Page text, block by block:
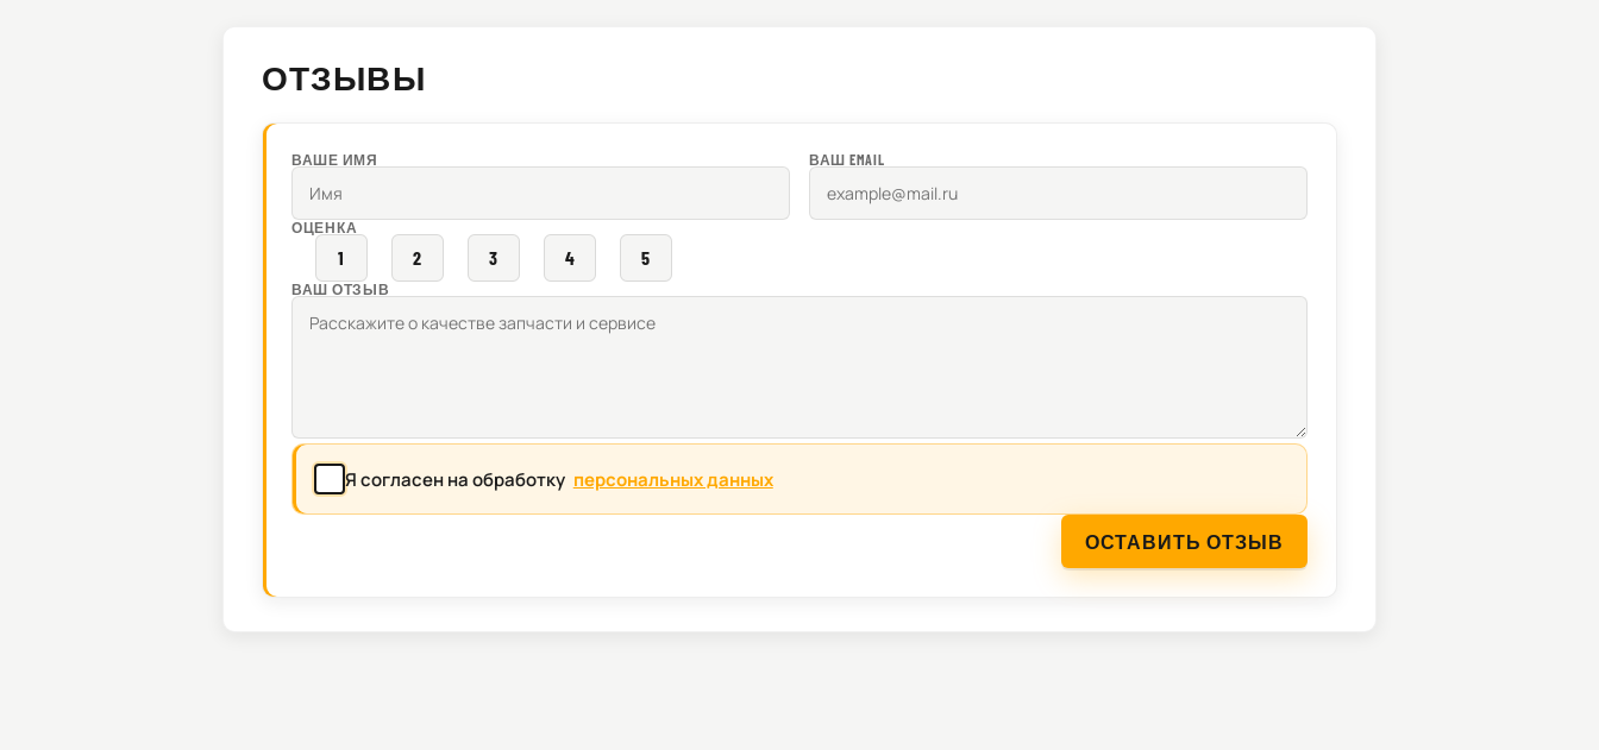
ОТЗЫВЫ
ВАШЕ ИМЯ ВАШ EMAIL
ОЦЕНКА
1 2 3 4 5
ВАШ ОТЗЫВ
Я согласен на обработку персональных данных
ОСТАВИТЬ ОТЗЫВ